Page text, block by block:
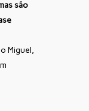
são
Miguel,